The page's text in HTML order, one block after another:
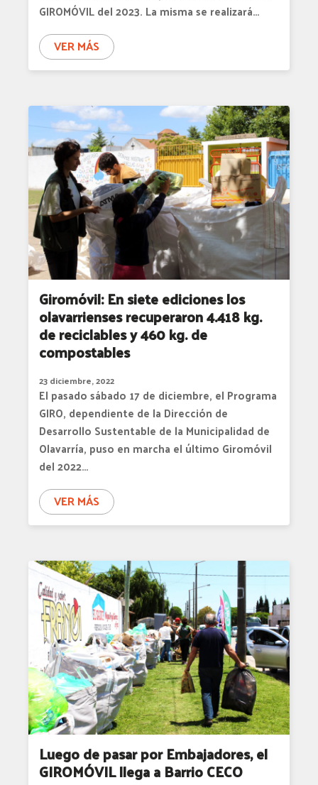
GIROMÓVIL del 2023. La misma se realizará…
VER MÁS
Giromóvil: En siete ediciones los
olavarrienses recuperaron 4.418 kg.
de reciclables y 460 kg. de
compostables
23 diciembre, 2022
El pasado sábado 17 de diciembre, el Programa
GIRO, dependiente de la Dirección de
Desarrollo Sustentable de la Municipalidad de
Olavarría, puso en marcha el último Giromóvil
del 2022…
VER MÁS
Luego de pasar por Embajadores, el
GIROMÓVIL llega a Barrio CECO